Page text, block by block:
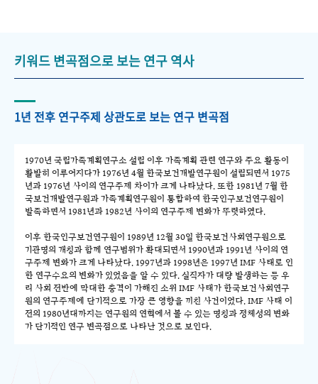
키워드 변곡점으로 보는 연구 역사
1년 전후 연구주제 상관도로 보는 연구 변곡점
1970년 국립가족계획연구소 설립 이후 가족계획 관련 연구와 주요 활동이
활발히 이루어지다가 1976년 4월 한국보건개발연구원이 설립되면서 1975
년과 1976년 사이의 연구주제 차이가 크게 나타났다. 또한 1981년 7월 한
국보건개발연구원과 가족계획연구원이 통합하여 한국인구보건연구원이
발족하면서 1981년과 1982년 사이의 연구주제 변화가 뚜렷하였다.
이후 한국인구보건연구원이 1989년 12월 30일 한국보건사회연구원으로
기관명의 개칭과 함께 연구범위가 확대되면서 1990년과 1991년 사이의 연
구주제 변화가 크게 나타났다. 1997년과 1998년은 1997년 IMF 사태로 인
한 연구수요의 변화가 있었음을 알 수 있다. 실직자가 대량 발생하는 등 우
리 사회 전반에 막대한 충격이 가해진 소위 IMF 사태가 한국보건사회연구
원의 연구주제에 단기적으로 가장 큰 영향을 끼친 사건이었다. IMF 사태 이
전의 1980년대까지는 연구원의 연혁에서 볼 수 있는 명칭과 정체성의 변화
가 단기적인 연구 변곡점으로 나타난 것으로 보인다.